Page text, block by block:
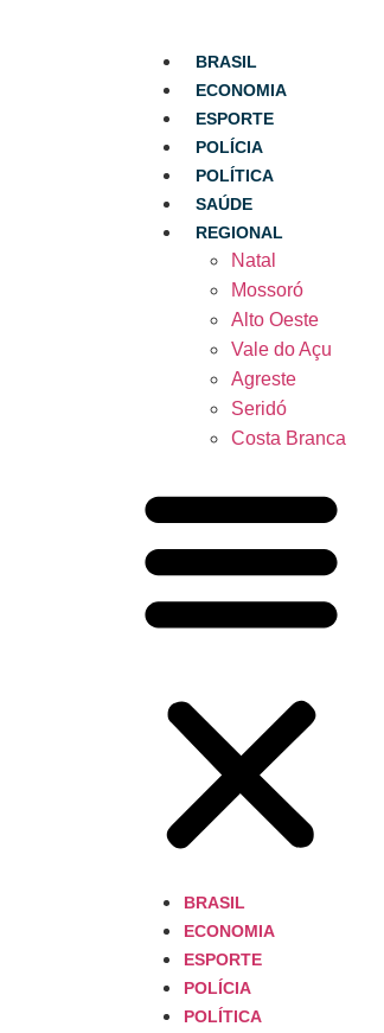
BRASIL
ECONOMIA
ESPORTE
POLÍCIA
POLÍTICA
SAÚDE
REGIONAL
Natal
Mossoró
Alto Oeste
Vale do Açu
Agreste
Seridó
Costa Branca
BRASIL
ECONOMIA
ESPORTE
POLÍCIA
POLÍTICA